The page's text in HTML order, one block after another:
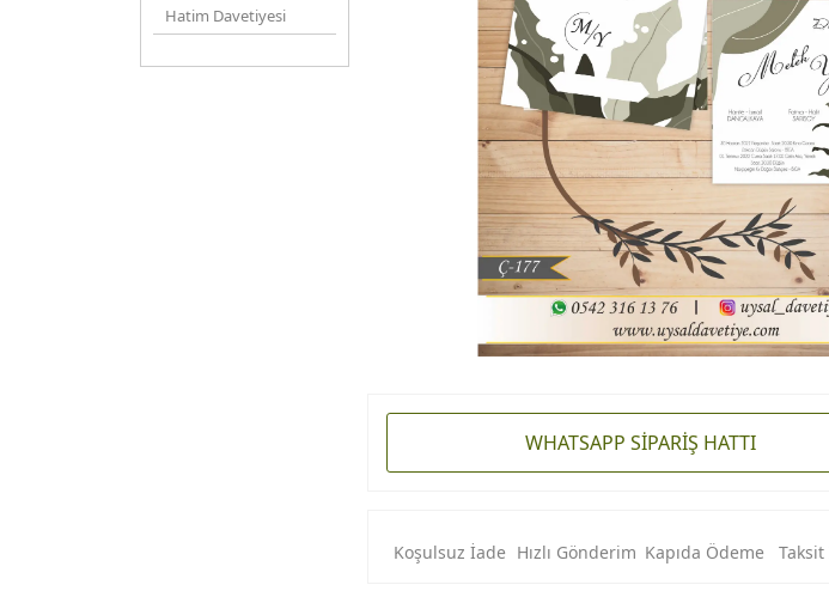
Hatim Davetiyesi
WHATSAPP SİPARİŞ HATTI
Koşulsuz İade Hızlı Gönderim Kapıda Ödeme Taksit